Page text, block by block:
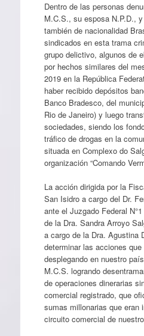
Dentro de las personas
M.C.S., su esposa N.P.D.,
también de nacionalidad
sindicados en esta trama
grupo delictivo, algunos de
por hechos similares del
2019 en la República
haber recibido depósitos
Banco Bradesco, del
Rio de Janeiro) y luego
sociedades, siendo los
tráfico de drogas en la
situada en Complexo do
organización “Comando
La acción dirigida por la
San Isidro a cargo del Dr.
ante el Juzgado Federal
de la Dra. Sandra Arroyo
a cargo de la Dra. Agustina
determinar las acciones
desplegando en nuestro
M.C.S. logrando
de operaciones dinerarias
comercial registrado, que
sumas millonarias que eran
circuito comercial de